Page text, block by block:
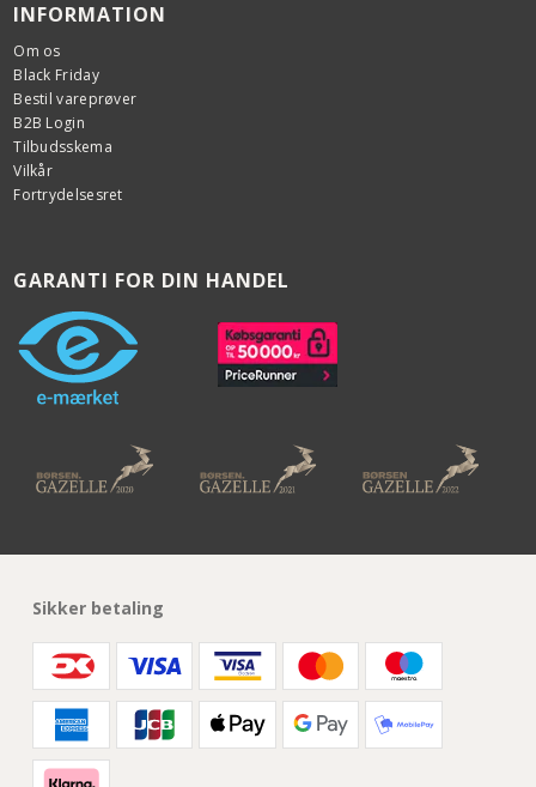
INFORMATION
Om os
Black Friday
Bestil vareprøver
B2B Login
Tilbudsskema
Vilkår
Fortrydelsesret
GARANTI FOR DIN HANDEL
Sikker betaling